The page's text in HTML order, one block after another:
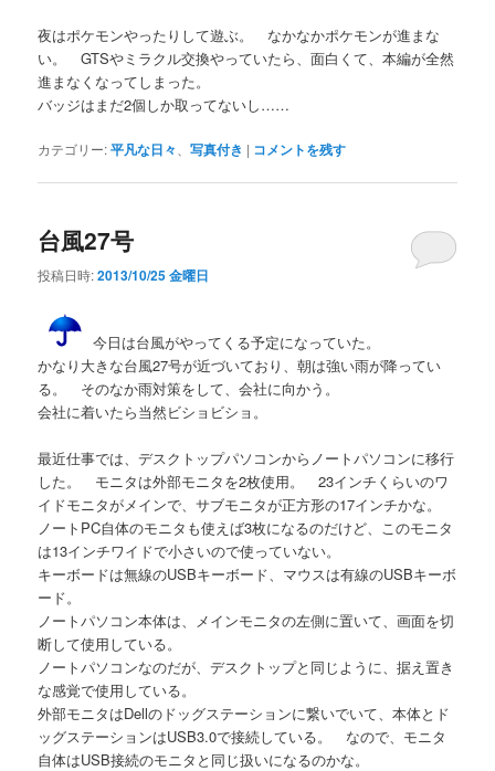
夜はポケモンやったりして遊ぶ。 なかなかポケモンが進まな
い。 GTSやミラクル交換やっていたら、面白くて、本編が全然
進まなくなってしまった。
バッジはまだ2個しか取ってないし……
カテゴリー:平凡な日々 、写真付き | コメントを残す
台風27号
投稿日時:2013/10/25 金曜日
今日は台風がやってくる予定になっていた。
かなり大きな台風27号が近づいており、朝は強い雨が降ってい
る。 そのなか雨対策をして、会社に向かう。
会社に着いたら当然ビショビショ。
最近仕事では、デスクトップパソコンからノートパソコンに移行
した。 モニタは外部モニタを2枚使用。 23インチくらいのワ
イドモニタがメインで、サブモニタが正方形の17インチかな。
ノートPC自体のモニタも使えば3枚になるのだけど、このモニタ
は13インチワイドで小さいので使っていない。
キーボードは無線のUSBキーボード、マウスは有線のUSBキーボ
ード。
ノートパソコン本体は、メインモニタの左側に置いて、画面を切
断して使用している。
ノートパソコンなのだが、デスクトップと同じように、据え置き
な感覚で使用している。
外部モニタはDellのドッグステーションに繋いでいて、本体とド
ッグステーションはUSB3.0で接続している。 なので、モニタ
自体はUSB接続のモニタと同じ扱いになるのかな。